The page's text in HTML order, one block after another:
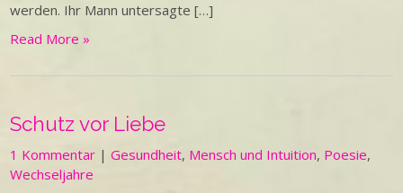
werden. Ihr Mann untersagte […]
Read More »
Schutz vor Liebe
1 Kommentar |Gesundheit, Mensch und Intuition, Poesie,
Wechseljahre